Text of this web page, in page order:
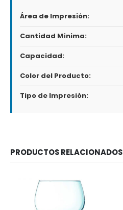
Área de Impresión:
Cantidad Mínima:
Capacidad:
Color del Producto:
Tipo de Impresión:
PRODUCTOS RELACIONADOS